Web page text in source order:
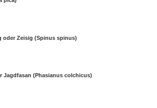
oder Zeisig (Spinus spinus)
Jagdfasan (Phasianus colchicus)